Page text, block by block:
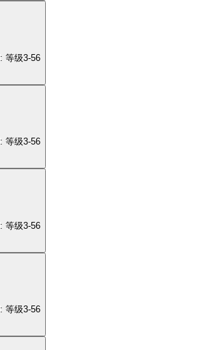
: 等级3-56
: 等级3-56
: 等级3-56
: 等级3-56